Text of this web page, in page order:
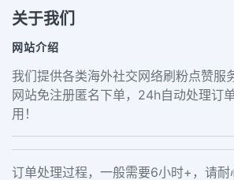
关于我们
网站介绍
我们提供各类海外社交网络刷粉点赞服
网站免注册匿名下单，24h自动处理订
用！
订单处理过程，一般需要6小时+，请耐